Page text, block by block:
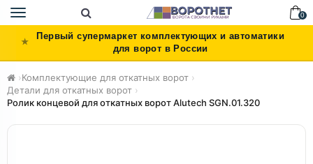
Toggle
navigation
0
Первый супермаркет комплектующих и автоматики
для ворот в России
›Комплектующие для откатных ворот ›
Детали для откатных ворот ›
Ролик концевой для откатных ворот Alutech SGN.01.320